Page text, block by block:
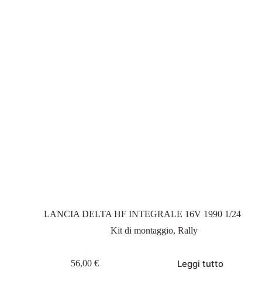
LANCIA DELTA HF INTEGRALE 16V 1990 1/24
Kit di montaggio,Rally
56,00€ Leggi tutto